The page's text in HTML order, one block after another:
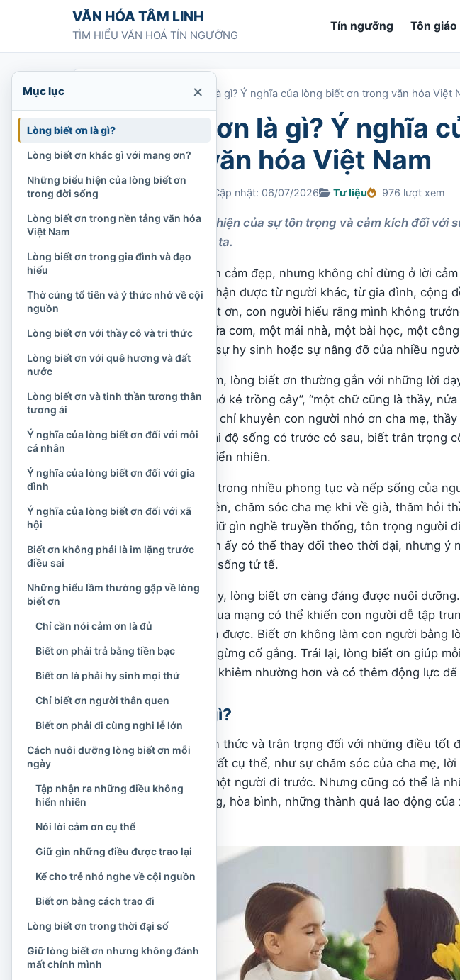
Chuyển tới nội dungVĂN HÓA TÂM LINH
TÌM HIỂU VĂN HOÁ TÍN NGƯỠNG
Tín ngưỡng Tôn giáo
Lòng biết ơn là gì? Ý nghĩa của lòng biết ơn trong văn hóa Việt
Lòng biết ơn là gì? Ý nghĩa
ơn trong văn hóa Việt Nam
Cập nhật: 06/07/2026 Tư liệu 976 lượt xem
Lòng biết ơn là biểu hiện của sự tôn trọng và cảm kích đối với
khác đã giúp chúng ta.
Lòng biết ơn là một tình cảm đẹp, nhưng không chỉ dừng ở lời
điều tốt đẹp mình đã nhận được từ người khác, từ gia đình, cộng
thế hệ đi trước. Khi biết ơn, con người hiểu rằng mình không
riêng. Đằng sau một bữa cơm, một mái nhà, một bài học, một
yên luôn có công sức, sự hy sinh hoặc sự nâng đỡ của nhiều
Trong văn hóa Việt Nam, lòng biết ơn thường gắn với những lời
nhớ nguồn”, “ăn quả nhớ kẻ trồng cây”, “một chữ cũng là thầy,
nói ngắn gọn ấy không chỉ khuyên con người nhớ ơn cha mẹ,
Chúng còn nhắc về thái độ sống có trước có sau, biết trân trọng
điều mình đang có là hiển nhiên.
Lòng biết ơn hiện diện trong nhiều phong tục và nếp sống của
tưởng nhớ ông bà tổ tiên, chăm sóc cha mẹ khi về già, thăm hỏi
quê hương đất nước, giữ gìn nghề truyền thống, tôn trọng người
đồng. Những thực hành ấy có thể thay đổi theo thời đại, nhưng ý
và đáp lại bằng thái độ sống tử tế.
Trong đời sống hiện nay, lòng biết ơn càng đáng được nuôi
sinh và việc giao tiếp qua mạng có thể khiến con người dễ tập
là điều mình đang nhận được. Biết ơn không làm con người bằng
không khiến người ta ngừng cố gắng. Trái lại, lòng biết ơn giúp
các mối quan hệ, sống khiêm nhường hơn và có thêm động lực
Lòng biết ơn là gì?
Lòng biết ơn là sự nhận thức và trân trọng đối với những điều tốt
Những điều ấy có thể rất cụ thể, như sự chăm sóc của cha mẹ,
của bạn bè, cơ hội từ một người đi trước. Nhưng cũng có thể là
hương, môi trường sống, hòa bình, những thành quả lao động
thế hệ trước.
Mục lục ×
Lòng biết ơn là gì?
Lòng biết ơn khác gì với mang ơn?
Những biểu hiện của lòng biết ơn
trong đời sống
Lòng biết ơn trong nền tảng văn hóa
Việt Nam
Lòng biết ơn trong gia đình và đạo
hiếu
Thờ cúng tổ tiên và ý thức nhớ về cội
nguồn
Lòng biết ơn với thầy cô và tri thức
Lòng biết ơn với quê hương và đất
nước
Lòng biết ơn và tinh thần tương thân
tương ái
Ý nghĩa của lòng biết ơn đối với mỗi
cá nhân
Ý nghĩa của lòng biết ơn đối với gia
đình
Ý nghĩa của lòng biết ơn đối với xã
hội
Biết ơn không phải là im lặng trước
điều sai
Những hiểu lầm thường gặp về lòng
biết ơn
Chỉ cần nói cảm ơn là đủ
Biết ơn phải trả bằng tiền bạc
Biết ơn là phải hy sinh mọi thứ
Chỉ biết ơn người thân quen
Biết ơn phải đi cùng nghi lễ lớn
Cách nuôi dưỡng lòng biết ơn mỗi
ngày
Tập nhận ra những điều không
hiển nhiên
Nói lời cảm ơn cụ thể
Giữ gìn những điều được trao lại
Kể cho trẻ nhỏ nghe về cội nguồn
Biết ơn bằng cách trao đi
Lòng biết ơn trong thời đại số
Giữ lòng biết ơn nhưng không đánh
mất chính mình